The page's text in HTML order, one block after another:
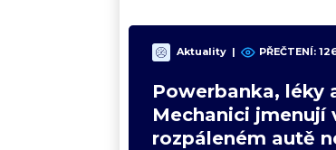
Aktuality | PŘEČTENÍ:
Powerbanka, léky
Mechanici jmenují
rozpáleném autě